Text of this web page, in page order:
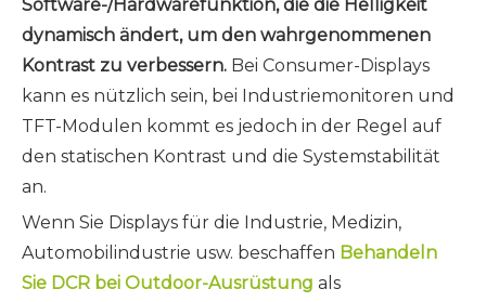
Software-/Hardwarefunktion, die die Helligkeit
dynamisch ändert, um den wahrgenommenen
Kontrast zu verbessern. Bei Consumer-Displays
kann es nützlich sein, bei Industriemonitoren und
TFT-Modulen kommt es jedoch in der Regel auf
den statischen Kontrast und die Systemstabilität
an.
Wenn Sie Displays für die Industrie, Medizin,
Automobilindustrie usw. beschaffen Behandeln
Sie DCR bei Outdoor-Ausrüstung als